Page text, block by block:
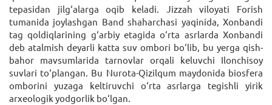
tepasidan jilg‘alarga oqib keladi. Jizzah viloyati Forish
tumanida joylashgan Band shaharchasi yaqinida, Xonbandi
tag qoldiqlarining g‘arbiy etagida o‘rta asrlarda Xonbandi
deb atalmish deyarli katta suv ombori bo‘lib, bu yerga qish-
bahor mavsumlarida tarnovlar orqali keluvchi Ilonchisoy
suvlari to‘plangan. Bu Nurota-Qizilqum maydonida biosfera
omborini yuzaga keltiruvchi o‘rta asrlarga tegishli yirik
arxeologik yodgorlik bo‘lgan.